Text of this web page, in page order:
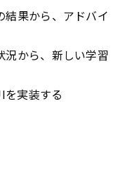
結果から、アドバイ
況から、新しい学習
を実装する